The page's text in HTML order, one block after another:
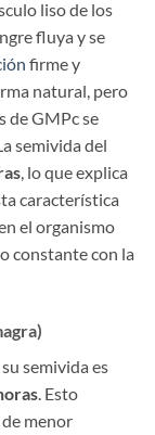
liso de los
fluya y se
firme y
natural, pero
de GMPc se
semivida del
, lo que explica
característica
el organismo
constante con la
semivida es
. Esto
menor